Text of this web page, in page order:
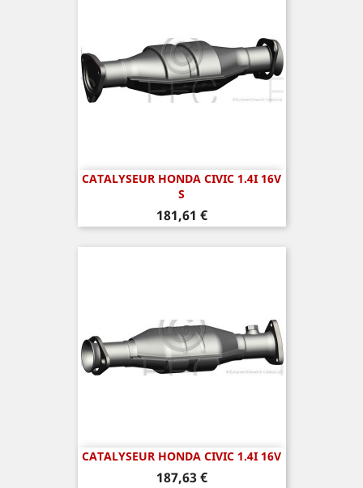
CATALYSEUR HONDA CIVIC 1.4I 16V
S
Prix
181,61 €
CATALYSEUR HONDA CIVIC 1.4I 16V
Prix
187,63 €